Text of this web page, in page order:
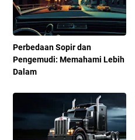
Perbedaan Sopir dan
Pengemudi: Memahami Lebih
Dalam